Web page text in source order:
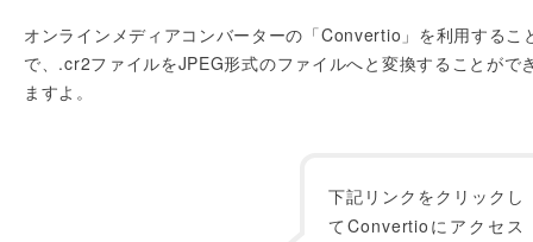
オンラインメディアコンバーターの「Convertio」を利用するこ
で、.cr2ファイルをJPEG形式のファイルへと変換することがで
ますよ。
下記リンクをクリックし
てConvertioにアクセス